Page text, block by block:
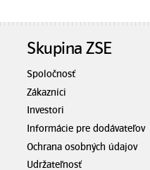
Skupina ZSE
Spoločnosť
Zákazníci
Investori
Informácie pre dodávateľov
Ochrana osobných údajov
Udržateľnosť